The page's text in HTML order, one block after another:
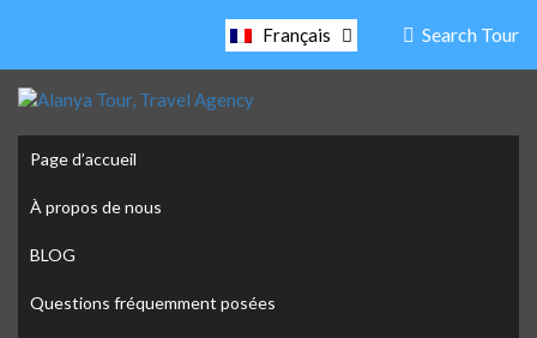
Search Tour
Français
Page d’accueil
À propos de nous
BLOG
Questions fréquemment posées